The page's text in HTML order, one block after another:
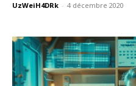
UzWeiH4DRk - 4 décembre 2020